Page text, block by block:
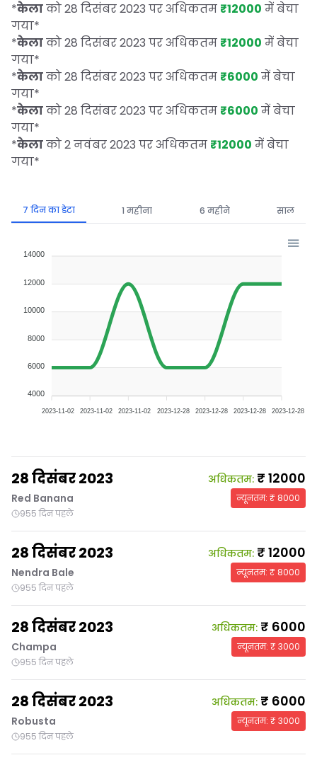
*केलाको 28 दिसंबर 2023 पर अधिकतम ₹12000 में बेचा
गया*
*केलाको 28 दिसंबर 2023 पर अधिकतम ₹12000 में बेचा
गया*
*केलाको 28 दिसंबर 2023 पर अधिकतम ₹6000 में बेचा
गया*
*केलाको 28 दिसंबर 2023 पर अधिकतम ₹6000 में बेचा
गया*
*केलाको 2 नवंबर 2023 पर अधिकतम ₹12000 में बेचा
गया*
7 दिन का डेटा 1 महीना 6 महीने साल
14000
12000
10000
8000
6000
4000
2023-11-02 2023-11-02 2023-11-02 2023-12-28 2023-12-28 2023-12-28 2023-12-28
28 दिसंबर 2023
Red Banana
955 दिन पहले
अधिकतम: ₹ 12000
न्यूनतम: ₹ 8000
28 दिसंबर 2023
Nendra Bale
955 दिन पहले
अधिकतम: ₹ 12000
न्यूनतम: ₹ 8000
28 दिसंबर 2023
Champa
955 दिन पहले
अधिकतम: ₹ 6000
न्यूनतम: ₹3000
28 दिसंबर 2023
Robusta
955 दिन पहले
अधिकतम: ₹ 6000
न्यूनतम: ₹3000